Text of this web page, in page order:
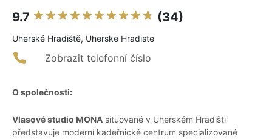
9.7 (34)
Uherské Hradiště, Uherske Hradiste
Zobrazit telefonní číslo
O společnosti:
Vlasové studio MONA situované v Uherském Hradišti
představuje moderní kadeřnické centrum specializované